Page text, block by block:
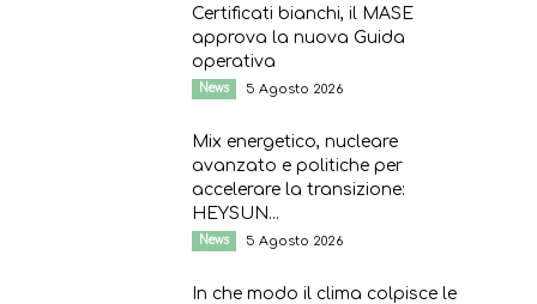
Certificati bianchi, il MASE
approva la nuova Guida
operativa
News 5 Agosto 2026
Mix energetico, nucleare
avanzato e politiche per
accelerare la transizione:
HEYSUN...
News 5 Agosto 2026
In che modo il clima colpisce le